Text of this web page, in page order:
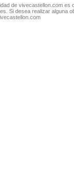
de vivecastellon.com
Si desea realizar alguna